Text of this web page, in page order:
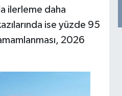
ilerleme daha
ise yüzde 95
2026